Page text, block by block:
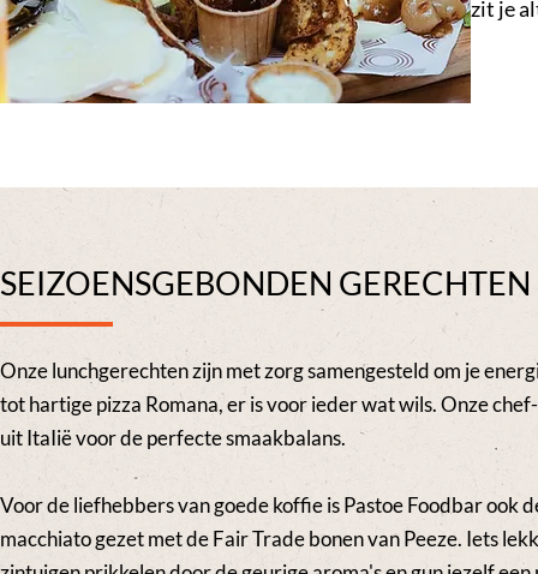
zit je
SEIZOENSGEBONDEN GERECHTEN
Onze lunchgerechten zijn met zorg samengesteld om je
tot hartige pizza Romana, er is voor ieder wat wils. Onze
uit ItaIië voor de perfecte smaakbalans.
Voor de liefhebbers van goede koffie is Pastoe Foodbar ook
macchiato gezet met de Fair Trade bonen van Peeze. Iets